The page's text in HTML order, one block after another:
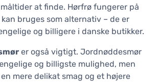
at finde. Hørfrø fungerer på
bruges som alternativ – de er
og billigere i danske butikker.
er også vigtigt. Jordnøddesmør
og billigste mulighed, men
mere delikat smag og et højere